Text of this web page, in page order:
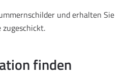
und erhalten Sie
finden